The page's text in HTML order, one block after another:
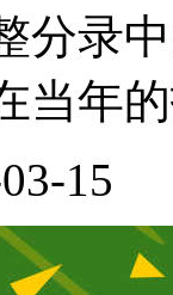
分录
当年
15